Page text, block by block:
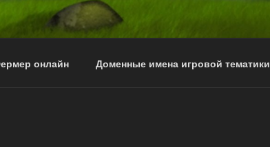
онлайн Доменные имена игровой тематики